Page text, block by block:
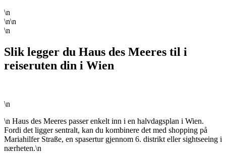
\n
\n\n
\n
Slik legger du Haus des Meeres til i
reiseruten din i Wien
\n
\n Haus des Meeres passer enkelt inn i en halvdagsplan i Wien.
Fordi det ligger sentralt, kan du kombinere det med shopping på
Mariahilfer Straße, en spasertur gjennom 6. distrikt eller sightseeing i
nærheten.\n